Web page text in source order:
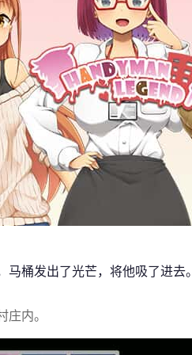
马桶发出了光芒，将他吸了进去
内。